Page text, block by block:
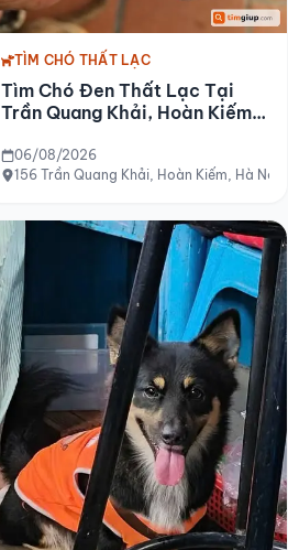
TÌM CHÓ THẤT LẠC
Tìm Chó Đen Thất Lạc Tại
Trần Quang Khải, Hoàn Kiếm,
06/08/2026
156 Trần Quang Khải, Hoàn Kiếm, Hà Nội